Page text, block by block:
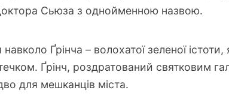
Сьюза з однойменною назвою.
Ґрінча – волохатої зеленої
Ґрінч, роздратований святковим
для мешканців міста.